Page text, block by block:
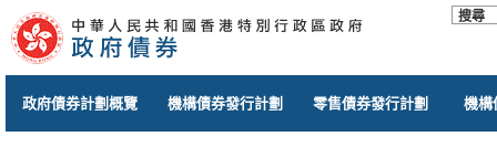
政府債券計劃概覽 機構債券發行計劃 零售債券發行計劃 機構